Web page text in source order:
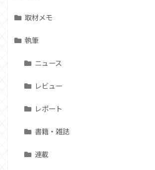
取材メモ
執筆
ニュース
レビュー
レポート
書籍・雑誌
連載